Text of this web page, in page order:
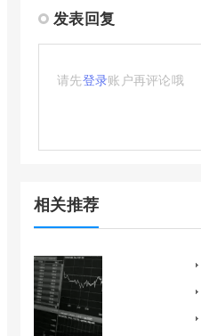
发表回复
请先登录账户再评论哦
相关推荐